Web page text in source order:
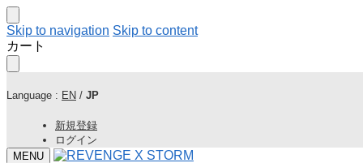
Skip to navigation Skip to content
カート
Language : EN / JP
新規登録
ログイン
MENU